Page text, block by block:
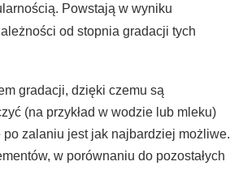
Powstają w wyniku
od stopnia gradacji tych
gradacji, dzięki czemu są
(na przykład w wodzie lub mleku)
zalaniu jest jak najbardziej możliwe.
w porównaniu do pozostałych